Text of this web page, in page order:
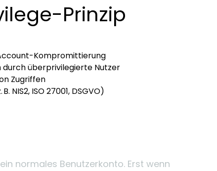
Prinzip
Kompromittierung
überprivilegierte Nutzer
Zugriffen
ISO 27001, DSGVO)
normales Benutzerkonto. Erst wenn